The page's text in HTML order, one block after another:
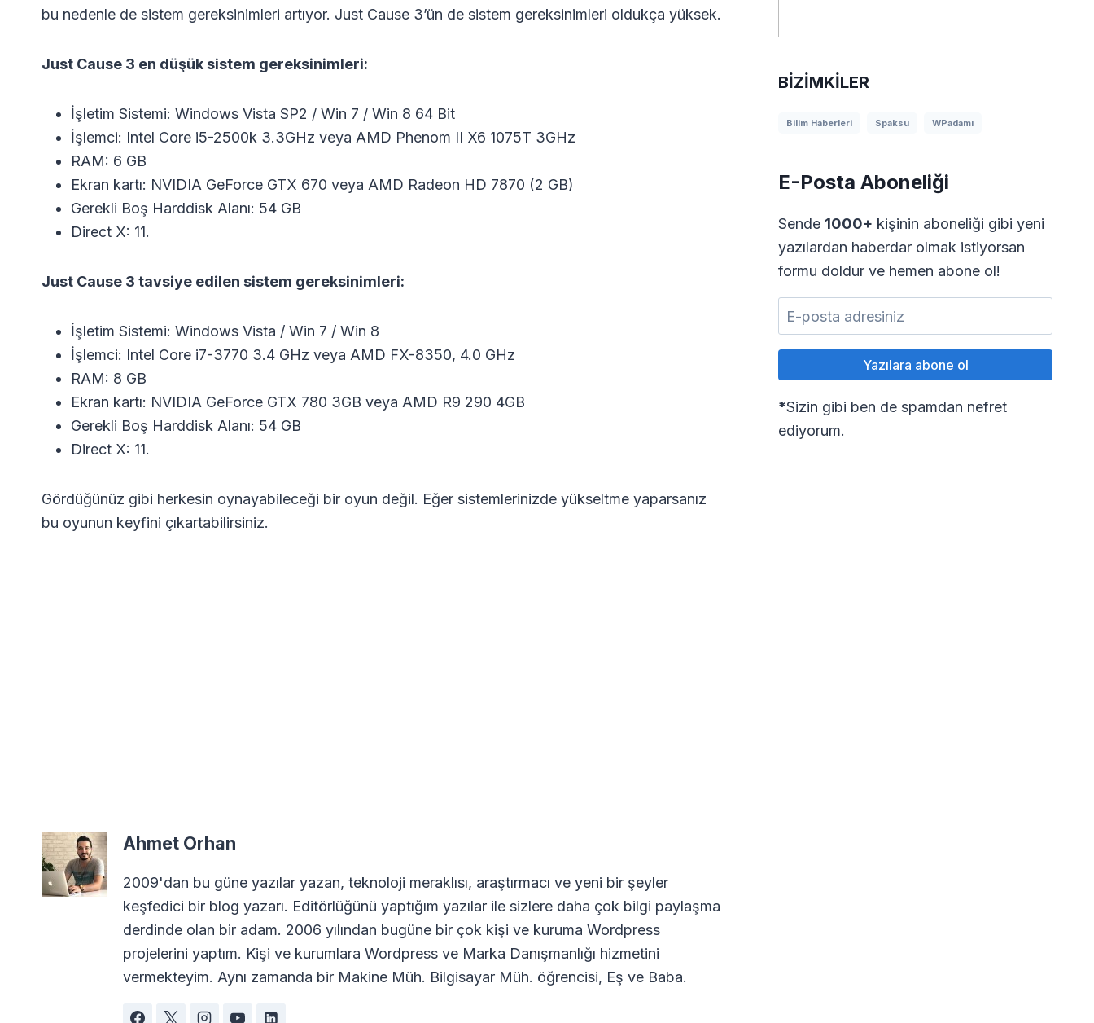
bu nedenle de sistem gereksinimleri artıyor. Just Cause 3’ün de sistem gereksinimleri oldukça yüksek.
Just Cause 3 en düşük sistem gereksinimleri:
İşletim Sistemi: Windows Vista SP2 / Win 7 / Win 8 64 Bit
İşlemci: Intel Core i5-2500k 3.3GHz veya AMD Phenom II X6 1075T 3GHz
RAM: 6 GB
Ekran kartı: NVIDIA GeForce GTX 670 veya AMD Radeon HD 7870 (2 GB)
Gerekli Boş Harddisk Alanı: 54 GB
Direct X: 11.
Just Cause 3 tavsiye edilen sistem gereksinimleri:
İşletim Sistemi: Windows Vista / Win 7 / Win 8
İşlemci: Intel Core i7-3770 3.4 GHz veya AMD FX-8350, 4.0 GHz
RAM: 8 GB
Ekran kartı: NVIDIA GeForce GTX 780 3GB veya AMD R9 290 4GB
Gerekli Boş Harddisk Alanı: 54 GB
Direct X: 11.
Gördüğünüz gibi herkesin oynayabileceği bir oyun değil. Eğer sistemlerinizde yükseltme yaparsanız
bu oyunun keyfini çıkartabilirsiniz.
Ahmet Orhan
2009'dan bu güne yazılar yazan, teknoloji meraklısı, araştırmacı ve yeni bir şeyler
keşfedici bir blog yazarı. Editörlüğünü yaptığım yazılar ile sizlere daha çok bilgi paylaşma
derdinde olan bir adam. 2006 yılından bugüne bir çok kişi ve kuruma Wordpress
projelerini yaptım. Kişi ve kurumlara Wordpress ve Marka Danışmanlığı hizmetini
vermekteyim. Aynı zamanda bir Makine Müh. Bilgisayar Müh. öğrencisi, Eş ve Baba.
BIZIMKILER
Bilim Haberleri Spaksu WPadamı
E-Posta Aboneliği
Sende 1000+ kişinin aboneliği gibi yeni
yazılardan haberdar olmak istiyorsan
formu doldur ve hemen abone ol!
*Sizin gibi ben de spamdan nefret
ediyorum.